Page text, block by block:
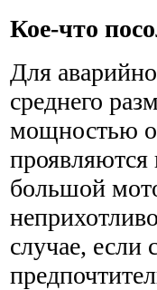
Кое-что
Для
среднего
мощностью
проявляются
большой
случае, если